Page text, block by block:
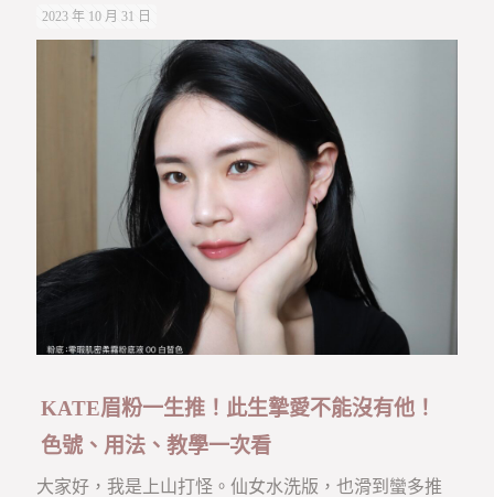
2023 年 10 月 31 日
KATE眉粉一生推！此生摯愛不能沒有他！
色號、用法、教學一次看
大家好，我是上山打怪。仙女水洗版，也滑到蠻多推